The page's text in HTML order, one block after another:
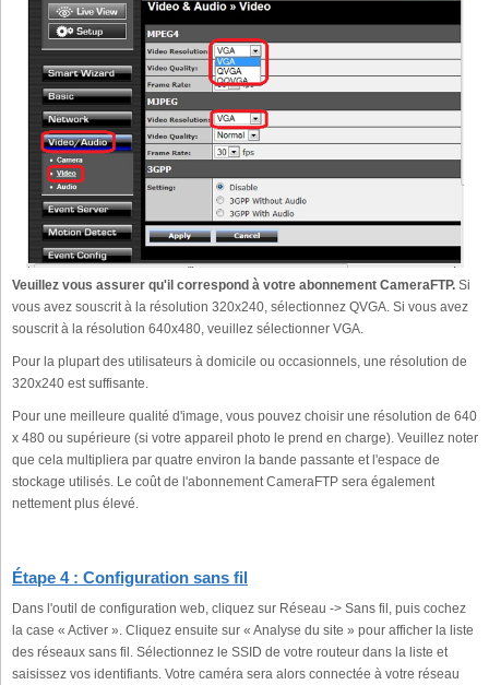
Veuillez vous assurer qu'il correspond à votre abonnement CameraFTP. Si
vous avez souscrit à la résolution 320x240, sélectionnez QVGA. Si vous avez
souscrit à la résolution 640x480, veuillez sélectionner VGA.
Pour la plupart des utilisateurs à domicile ou occasionnels, une résolution de
320x240 est suffisante.
Pour une meilleure qualité d'image, vous pouvez choisir une résolution de 640
x 480 ou supérieure (si votre appareil photo le prend en charge). Veuillez noter
que cela multipliera par quatre environ la bande passante et l'espace de
stockage utilisés. Le coût de l'abonnement CameraFTP sera également
nettement plus élevé.
Étape 4 : Configuration sans fil
Dans l'outil de configuration web, cliquez sur Réseau -> Sans fil, puis cochez
la case « Activer ». Cliquez ensuite sur « Analyse du site » pour afficher la liste
des réseaux sans fil. Sélectionnez le SSID de votre routeur dans la liste et
saisissez vos identifiants. Votre caméra sera alors connectée à votre réseau